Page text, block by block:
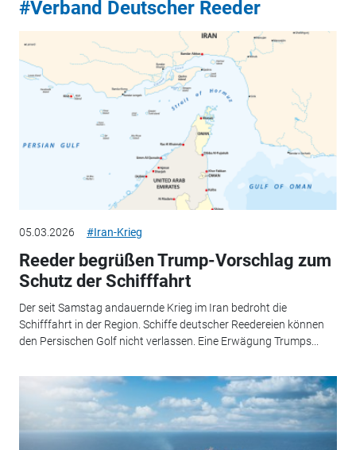
#Verband Deutscher Reeder
05.03.2026 #Iran-Krieg
Reeder begrüßen Trump-Vorschlag zum
Schutz der Schifffahrt
Der seit Samstag andauernde Krieg im Iran bedroht die
Schifffahrt in der Region. Schiffe deutscher Reedereien können
den Persischen Golf nicht verlassen. Eine Erwägung Trumps...